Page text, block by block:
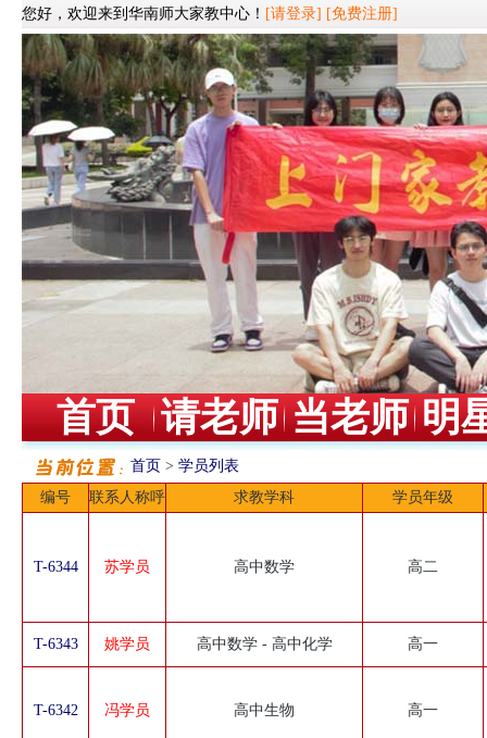
您好，欢迎来到华南师大家教中心！ [请登录] [免费注册]
首页 请老师 当老师 明
首页 > 学员列表
编号
联系人称呼 求教学科 学员年级
T-6344 苏学员 高中数学 高二
T-6343 姚学员 高中数学 - 高中化学 高一
T-6342 冯学员 高中生物 高一